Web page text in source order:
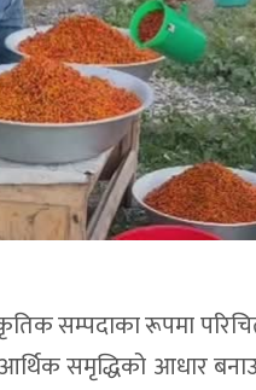
सम्पदाका रूपमा
आर्थिक समृद्धिको आधार